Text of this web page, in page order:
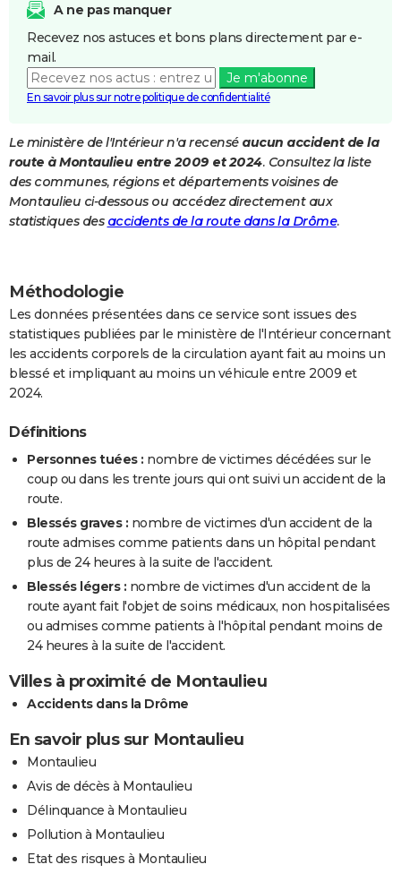
Destinations
City break
Voyage nature
Voyage de noces
Forum
Climat
PHOTO
GUIDES D'ACHAT
BONS PLANS
Carte de Noël
Carte Bonne année
Carte Saint-Valentin
Carte Pâques
Carte d'anniversaire
DICTIONNAIRE
Dictionnaire
Biographies
Citations
Expressions
Proverbes
PROGRAMME TV
FORUM
Bricolage
Television
A ne pas manquer
Recevez nos astuces et bons plans directement par e-
mail.
Je m'abonne
En savoir plus sur notre politique de confidentialité
Le ministère de l'Intérieur n'a recensé aucun accident de la
route à Montaulieu entre 2009 et 2024. Consultez la liste
des communes, régions et départements voisines de
Montaulieu ci-dessous ou accédez directement aux
statistiques des accidents de la route dans la Drôme.
Méthodologie
Les données présentées dans ce service sont issues des
statistiques publiées par le ministère de l'Intérieur concernant
les accidents corporels de la circulation ayant fait au moins un
blessé et impliquant au moins un véhicule entre 2009 et
2024.
Définitions
Personnes tuées : nombre de victimes décédées sur le
coup ou dans les trente jours qui ont suivi un accident de la
route.
Blessés graves : nombre de victimes d'un accident de la
route admises comme patients dans un hôpital pendant
plus de 24 heures à la suite de l'accident.
Blessés légers : nombre de victimes d'un accident de la
route ayant fait l'objet de soins médicaux, non hospitalisées
ou admises comme patients à l'hôpital pendant moins de
24 heures à la suite de l'accident.
Villes à proximité de Montaulieu
Accidents dans la Drôme
En savoir plus sur Montaulieu
Montaulieu
Avis de décès à Montaulieu
Délinquance à Montaulieu
Pollution à Montaulieu
Etat des risques à Montaulieu